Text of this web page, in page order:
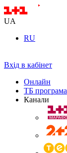
UA
RU
Вхід в кабінет
Онлайн
ТБ програма
Канали